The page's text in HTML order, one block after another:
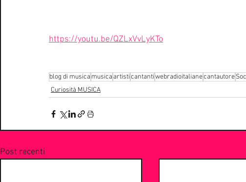
https://youtu.be/QZLxVvLyKTo
blog di musica musica artisticantantiwebradioitalianecantautore
Curiosità MUSICA
Post recenti